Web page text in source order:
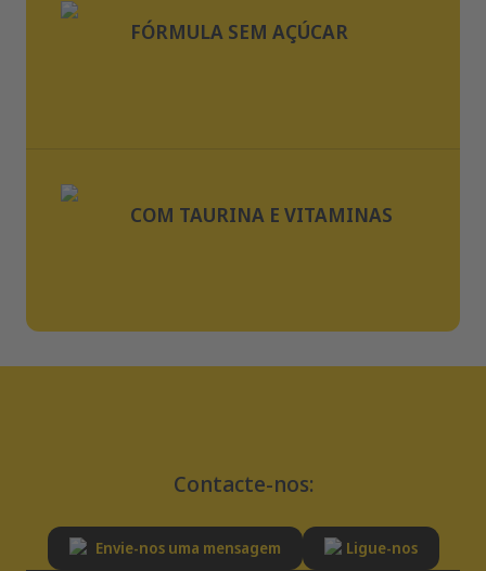
FÓRMULA SEM AÇÚCAR
COM TAURINA E VITAMINAS
Contacte-nos:
Envie-nos uma mensagem Ligue-nos